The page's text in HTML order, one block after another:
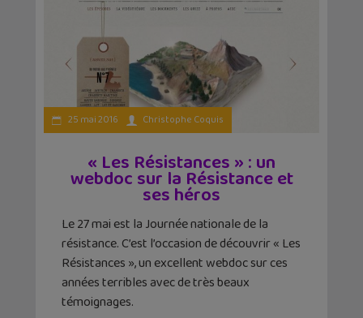
25 mai 2016 Christophe Coquis
« Les Résistances » : un
webdoc sur la Résistance et
ses héros
Le 27 mai est la Journée nationale de la
résistance. C’est l’occasion de découvrir « Les
Résistances », un excellent webdoc sur ces
années terribles avec de très beaux
témoignages.